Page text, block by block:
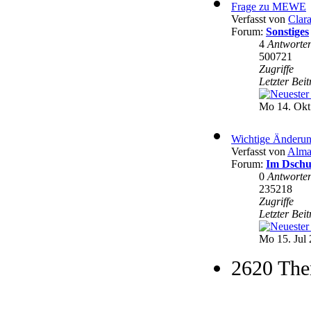
Frage zu MEWE
Verfasst von Clara
Forum: Sonstiges
4
500721
Zugriffe
Letzter
Mo 14.
Wichtige
Verfasst von
Forum: Im
0
235218
Zugriffe
Letzter
Mo 15. Jul
2620